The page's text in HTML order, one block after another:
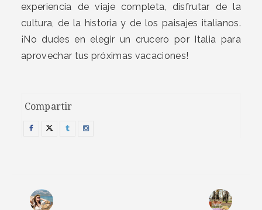
experiencia de viaje completa, disfrutar de la
cultura, de la historia y de los paisajes italianos.
¡No dudes en elegir un crucero por Italia para
aprovechar tus próximas vacaciones!
Compartir